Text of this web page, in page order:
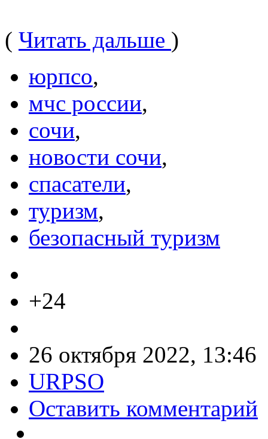
( Читать дальше )
юрпсо,
мчс россии,
сочи,
новости сочи,
спасатели,
туризм,
безопасный туризм
+24
26 октября 2022, 13:46
URPSO
Оставить комментарий